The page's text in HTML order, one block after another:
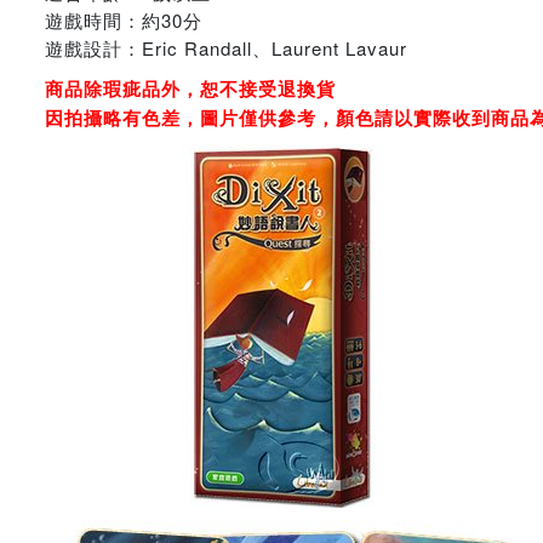
遊戲時間：約30分
遊戲設計：Eric Randall、Laurent Lavaur
商品除瑕疵品外，恕不接受退換貨
因拍攝略有色差，圖片僅供參考，顏色請以實際收到商品